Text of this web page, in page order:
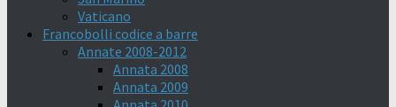
Vaticano
Francobolli codice a barre
Annate 2008-2012
Annata 2008
Annata 2009